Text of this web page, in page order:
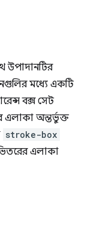
উপাদানটির
মধ্যে একটি
বক্স সেট
এলাকা অন্তর্ভুক্ত
stroke-box
এলাকা